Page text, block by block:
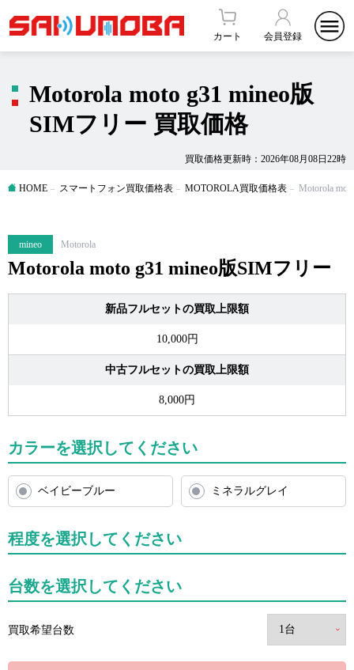
カート 会員登録
買取価格更新時：2026年08月08日22時
Motorola moto g31 mineo版
SIMフリー 買取価格
HOME スマートフォン買取価格表 MOTOROLA買取価格表 Motorola
mineo Motorola
Motorola moto g31 mineo版SIMフリー
新品フルセットの買取上限額
10,000円
中古フルセットの買取上限額
8,000円
カラーを選択してください
ベイビーブルー ミネラルグレイ
程度を選択してください
台数を選択してください
買取希望台数